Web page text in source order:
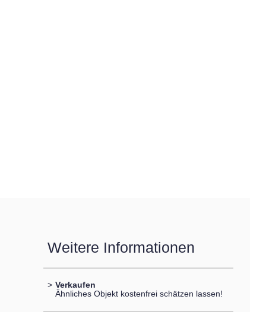
Weitere Informationen
> Verkaufen
Ähnliches Objekt kostenfrei schätzen lassen!